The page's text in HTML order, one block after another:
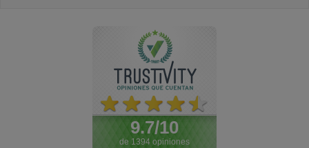
9.7/10
de 1394 opiniones